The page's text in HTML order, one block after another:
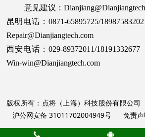
意见建议：
昆明电话：0871-65895725/
Repair@Dianjiangtech.com
西安电话：029-89372011/
Win-win@Dianjiangtech.com
版权所有：点将（上海）科技股份有限公司
沪公网安备 31011702004949号
免责